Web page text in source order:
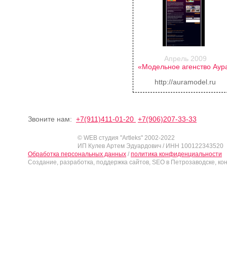
Апрель 2009
«Модельное агенство
http://auramodel.ru
Звоните нам: +7(911)411-01-20 +7(906)207-33-33
© WEB студия "Artleks" 2002-2022
ИП Кулев Артем Эдуардович / ИНН 100122343520
Обработка персональных данных / политика конфиденциальности
Создание, разработка, поддержка сайтов, SEO в Петрозаводске,